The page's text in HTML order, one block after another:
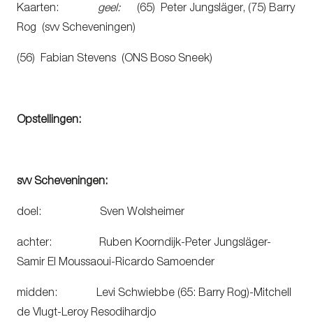
Kaarten: geel: (65) Peter Jungsläger, (75) Barry
Rog (svv Scheveningen)
(56) Fabian Stevens (ONS Boso Sneek)
Opstellingen:
svv Scheveningen:
doel: Sven Wolsheimer
achter: Ruben Koorndijk-Peter Jungsläger-
Samir El Moussaoui-Ricardo Samoender
midden: Levi Schwiebbe (65: Barry Rog)-Mitchell
de Vlugt-Leroy Resodihardjo